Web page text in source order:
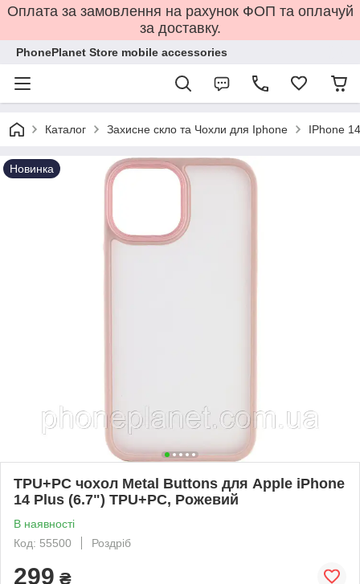
Оплата за замовлення на рахунок ФОП та оплачуй
за доставку.
PhonePlanet Store mobile accessories
Каталог Захисне скло та Чохли для Iphone IPhone
Новинка
TPU+PC чохол Metal Buttons для Apple iPhone
14 Plus (6.7") TPU+PC, Рожевий
В наявності
Код: 55500
Роздріб
299 ₴